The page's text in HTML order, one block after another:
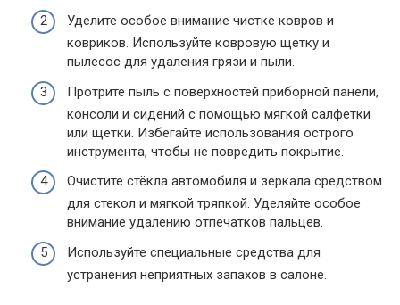
Уделите особое внимание чистке ковров и
ковриков. Используйте ковровую щетку и
пылесос для удаления грязи и пыли.
Протрите пыль с поверхностей приборной панели,
консоли и сидений с помощью мягкой салфетки
или щетки. Избегайте использования острого
инструмента, чтобы не повредить покрытие.
Очистите стёкла автомобиля и зеркала средством
для стекол и мягкой тряпкой. Уделяйте особое
внимание удалению отпечатков пальцев.
Используйте специальные средства для
устранения неприятных запахов в салоне.